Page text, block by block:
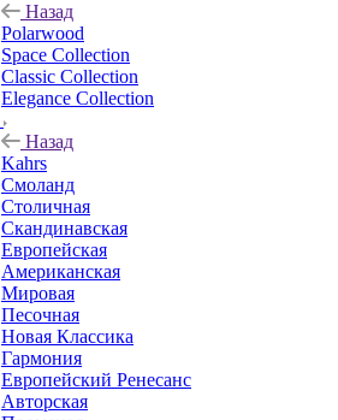
Назад
Polarwood
Space Collection
Classic Collection
Elegance Collection
Назад
Kahrs
Смоланд
Столичная
Скандинавская
Европейская
Американская
Мировая
Песочная
Новая Классика
Гармония
Европейский Ренесанс
Авторская